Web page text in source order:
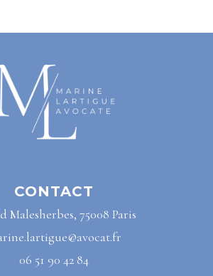
CONTACT
Malesherbes, 75008 Paris
06 51 90 42 84